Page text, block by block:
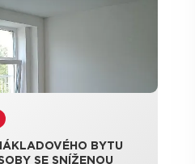
BYTU
SE SNÍŽENOU